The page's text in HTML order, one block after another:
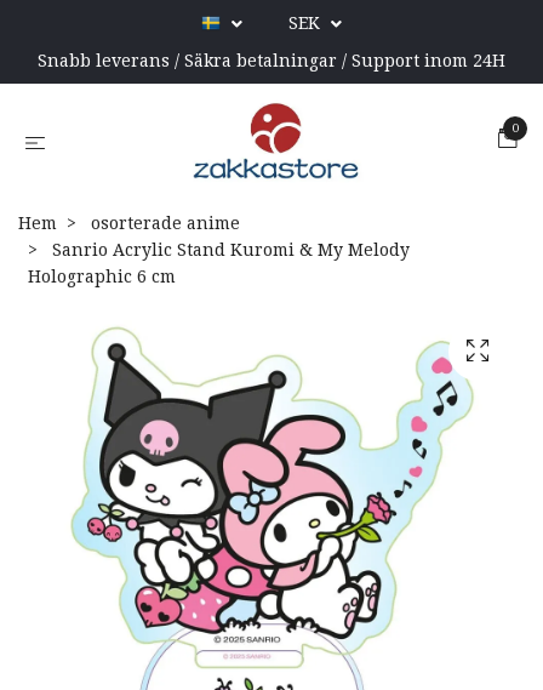
SEK
Snabb leverans / Säkra betalningar / Support inom 24H
0
Hem
osorterade anime
Sanrio Acrylic Stand Kuromi & My Melody
Holographic 6 cm